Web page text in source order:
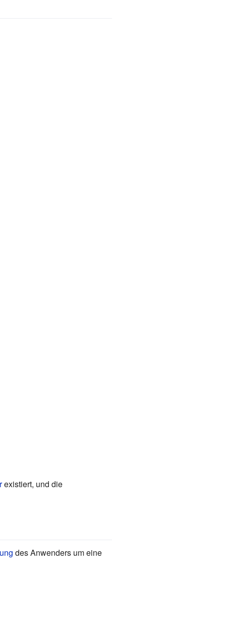
existiert, und die
des Anwenders um eine